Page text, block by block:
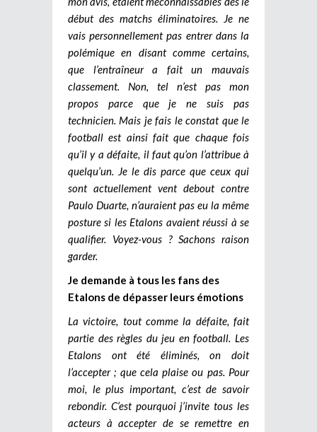
début des matchs éliminatoires. Je ne
vais personnellement pas entrer dans la
polémique en disant comme certains,
que l’entraîneur a fait un mauvais
classement. Non, tel n’est pas mon
propos parce que je ne suis pas
technicien. Mais je fais le constat que le
football est ainsi fait que chaque fois
qu’il y a défaite, il faut qu’on l’attribue à
quelqu’un. Je le dis parce que ceux qui
sont actuellement vent debout contre
Paulo Duarte, n’auraient pas eu la même
posture si les Etalons avaient réussi à se
qualifier. Voyez-vous ? Sachons raison
garder.
Je demande à tous les fans des
Etalons de dépasser leurs émotions
La victoire, tout comme la défaite, fait
partie des règles du jeu en football. Les
Etalons ont été éliminés, on doit
l’accepter ; que cela plaise ou pas. Pour
moi, le plus important, c’est de savoir
rebondir. C’est pourquoi j’invite tous les
acteurs à accepter de se remettre en